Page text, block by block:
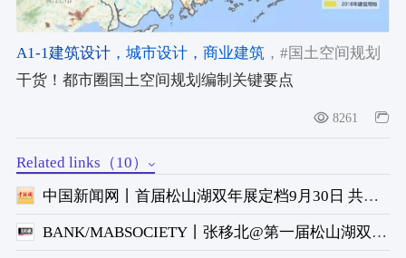
A1-1建筑设计，城市设计，商业建筑，#国土空间规划
编制
干货！都市圈国土空间规划编制关键要点
8261
Related links（10）
中国新闻网丨首届松山湖双年展定档9月30日 共赏未来城市样本
BANK/MABSOCIETY丨张移北@第一届松山湖双年展，广东